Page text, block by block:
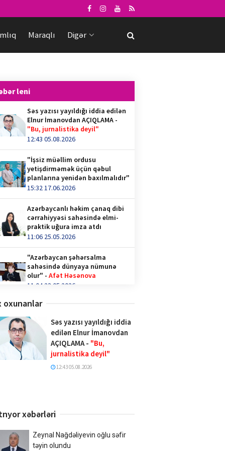
Maraqlı Digər
leni
Səs yazısı yayıldığı iddia edilən
Elnur İmanovdan AÇIQLAMA -
"Bu, jurnalistika deyil"
12:43 05.08.2026
"İşsiz müəllim ordusu
yetişdirməmək üçün qəbul
planlarına yenidən baxılmalıdır"
15:32 17.06.2026
Azərbaycanlı həkim çanaq dibi
cərrahiyyəsi sahəsində elmi-
praktik uğura imza atdı
11:06 25.05.2026
"Azərbaycan şəhərsalma
sahəsində dünyaya nümunə
olur" -Afət Həsənova
11:04 23.05.2026
Qəhvə içənlər diqqət —
hormonlar təhlükədə ola bilər!
video/
14:36 28.04.2026
Türk İnteqrasiya Olimpiadasına
Azərbaycandan 1000-ə yaxın
“Turan bilgəsi” mükafatına
17:02 08.04.2026
oxunanlar
Səs yazısı yayıldığı iddia
edilən Elnur İmanovdan
AÇIQLAMA - "Bu,
jurnalistika deyil"
12:43 05.08.2026
xəbərləri
Zeynal Nağdəliyevin oğlu səfir
təyin olundu